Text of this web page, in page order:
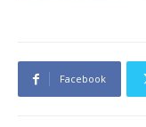
Facebook